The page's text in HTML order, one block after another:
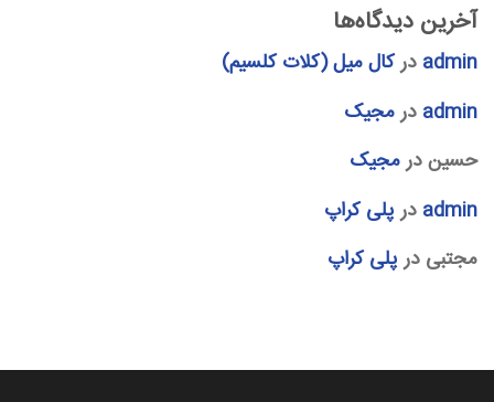
آخرین دیدگاه‌ها
admin درکال میل (کلات کلسیم)
admin درمجیک
حسیندرمجیک
admin درپلی کراپ
مجتبی درپلی کراپ